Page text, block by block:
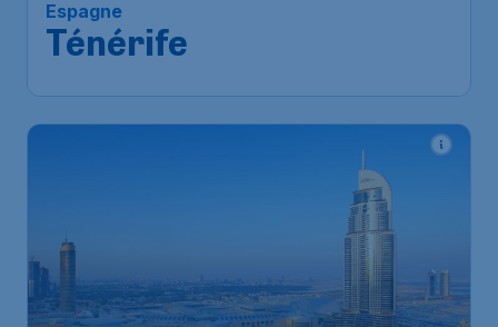
Espagne
Ténérife